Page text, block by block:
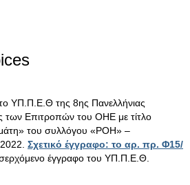
ΥΠ.Π.Ε.Θ της 8ης Πανελλήνιας
των Επιτροπών του ΟΗΕ με τίτλο
του συλλόγου «ΡΟΗ» –
Σχετικό έγγραφο: το αρ. πρ. Φ15/
έγγραφο του ΥΠ.Π.Ε.Θ.